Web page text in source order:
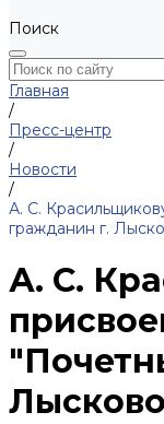
Поиск
Главная
/
Пресс-центр
/
Новости
/
А. С.
гражданин г.
А. С.